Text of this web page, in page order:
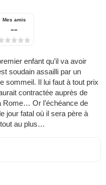
Mes amis
--
enfant qu’il va avoir
soudain assailli par un
sommeil. Il lui faut à tout prix
contractée auprès de
Rome… Or l’échéance de
jour fatal où il sera père à
au plus…